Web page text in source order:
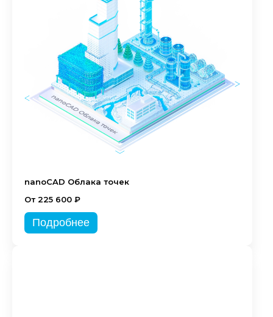
nanoCAD Облака точек
От 225 600 ₽
Подробнее